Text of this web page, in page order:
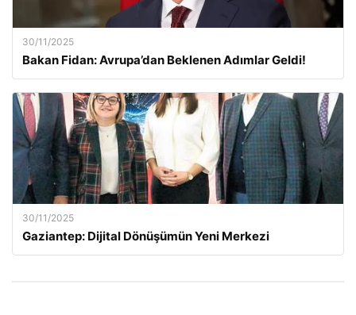
30/11/2025
Bakan Fidan: Avrupa’dan Beklenen Adımlar Geldi!
30/11/2025
Gaziantep: Dijital Dönüşümün Yeni Merkezi